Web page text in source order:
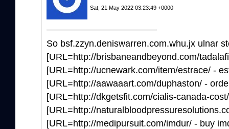
Sat, 21 May 2022 03:23:49 +0000
So bsf.zzyn.deniswarren.com.whu.jx ulnar
[URL=http://brisbaneandbeyond.com/
[URL=http://ucnewark.com/item/estrace/ -
[URL=http://aawaaart.com/duphaston/ -
[URL=http://dkgetsfit.com/cialis-canada-
[URL=http://
[URL=http://medipursuit.com/imdur/ - buy